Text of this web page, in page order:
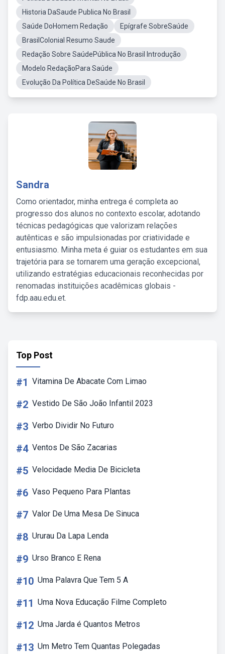
Historia DaSaude Publica No Brasil
Saúde DoHomem Redação
Epígrafe SobreSaúde
BrasilColonial Resumo Saude
Redação Sobre SaúdePública No Brasil Introdução
Modelo RedaçãoPara Saúde
Evolução Da Política DeSaúde No Brasil
Sandra
Como orientador, minha entrega é completa ao
progresso dos alunos no contexto escolar, adotando
técnicas pedagógicas que valorizam relações
autênticas e são impulsionadas por criatividade e
entusiasmo. Minha meta é guiar os estudantes em sua
trajetória para se tornarem uma geração excepcional,
utilizando estratégias educacionais reconhecidas por
renomadas instituições acadêmicas globais -
fdp.aau.edu.et.
Top Post
#1 Vitamina De Abacate Com Limao
#2 Vestido De São João Infantil 2023
#3 Verbo Dividir No Futuro
#4 Ventos De São Zacarias
#5 Velocidade Media De Bicicleta
#6 Vaso Pequeno Para Plantas
#7 Valor De Uma Mesa De Sinuca
#8 Ururau Da Lapa Lenda
#9 Urso Branco E Rena
#10 Uma Palavra Que Tem 5 A
#11 Uma Nova Educação Filme Completo
#12 Uma Jarda é Quantos Metros
#13 Um Metro Tem Quantas Polegadas